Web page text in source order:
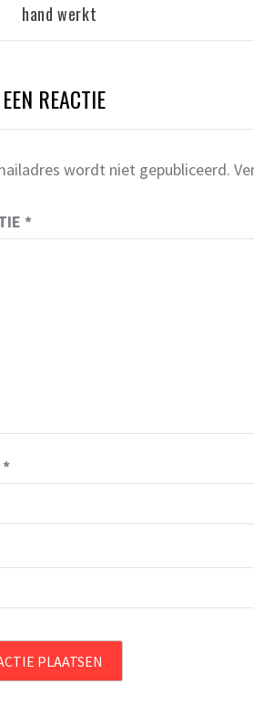
hand werkt
REACTIE
wordt niet gepubliceerd.
*
*